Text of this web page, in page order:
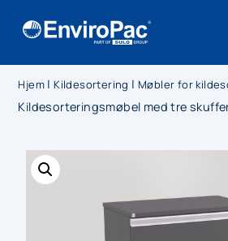
Hjem | Kildesortering | Møbler for
Kildesorteringsmøbel med tre